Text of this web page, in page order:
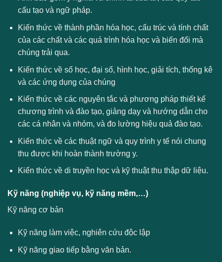
cấu tạo và ngữ pháp.
Kiến thức về thành phần hóa học, cấu trúc và tính chất
của các chất và các quá trình hóa học và biến đổi mà
chúng trải qua.
Kiến thức về số học, đại số, hình học, giải tích, thống kê
và các ứng dụng của chúng
Kiến thức về các nguyên tắc và phương pháp thiết kế
chương trình và đào tạo, giảng dạy và hướng dẫn cho
các cá nhân và nhóm, và đo lường hiệu quả đào tạo.
Kiến thức về các thuật ngữ và quy trình y tế nói chung
thu được khi hoàn thành trường y.
Kiến thức về di truyền học và kỹ thuật thu thập dữ liệu.
Kỹ năng (nghiệp vụ, kỹ năng mềm,…)
Kỹ năng cơ bản
Kỹ năng làm việc, nghiên cứu độc lập
Kỹ năng giao tiếp bằng văn bản.